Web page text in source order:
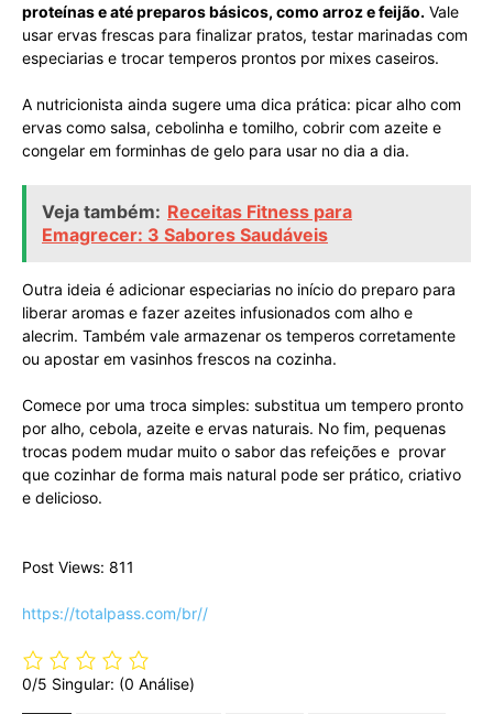
proteínas e até preparos básicos, como arroz e feijão. Vale
usar ervas frescas para finalizar pratos, testar marinadas com
especiarias e trocar temperos prontos por mixes caseiros.
A nutricionista ainda sugere uma dica prática: picar alho com
ervas como salsa, cebolinha e tomilho, cobrir com azeite e
congelar em forminhas de gelo para usar no dia a dia.
Veja também: Receitas Fitness para
Emagrecer: 3 Sabores Saudáveis
Outra ideia é adicionar especiarias no início do preparo para
liberar aromas e fazer azeites infusionados com alho e
alecrim. Também vale armazenar os temperos corretamente
ou apostar em vasinhos frescos na cozinha.
Comece por uma troca simples: substitua um tempero pronto
por alho, cebola, azeite e ervas naturais. No fim, pequenas
trocas podem mudar muito o sabor das refeições e provar
que cozinhar de forma mais natural pode ser prático, criativo
e delicioso.
Post Views: 811
https://totalpass.com/br//
0/5 Singular: (0 Análise)